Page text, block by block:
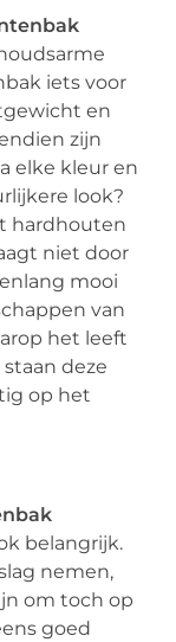
iets voor
en
zijn
elke kleur en
look?
hardhouten
niet door
mooi
van
het leeft
​​deze
op het
belangrijk.
nemen,
om toch op
goed